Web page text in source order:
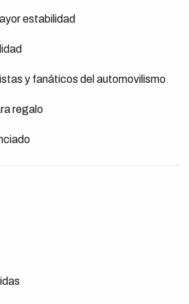
estabilidad
y fanáticos del automovilismo
regalo